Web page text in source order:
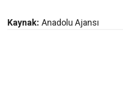
Kaynak: Anadolu Ajansı